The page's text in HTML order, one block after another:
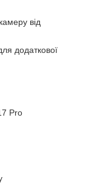
від
додаткової
Pro